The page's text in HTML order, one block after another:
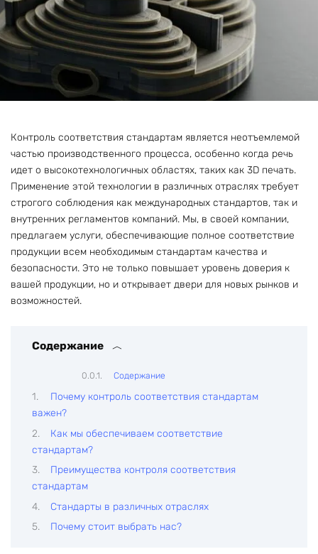
Контроль соответствия стандартам является неотъемлемой
частью производственного процесса, особенно когда речь
идет о высокотехнологичных областях, таких как 3D печать.
Применение этой технологии в различных отраслях требует
строгого соблюдения как международных стандартов, так и
внутренних регламентов компаний. Мы, в своей компании,
предлагаем услуги, обеспечивающие полное соответствие
продукции всем необходимым стандартам качества и
безопасности. Это не только повышает уровень доверия к
вашей продукции, но и открывает двери для новых рынков и
возможностей.
Содержание
Содержание
Почему контроль соответствия стандартам
важен?
Как мы обеспечиваем соответствие
стандартам?
Преимущества контроля соответствия
стандартам
Стандарты в различных отраслях
Почему стоит выбрать нас?